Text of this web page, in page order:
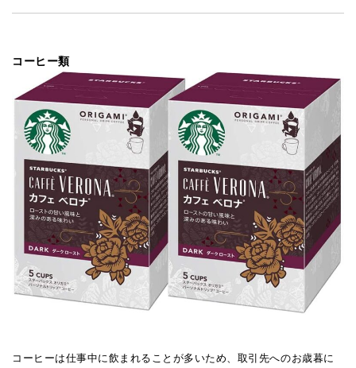
コーヒー類
コーヒーは仕事中に飲まれることが多いため、取引先へのお歳暮に